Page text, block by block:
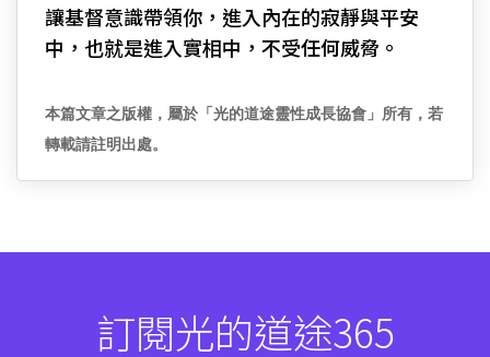
讓基督意識帶領你，進入內在的寂靜與平安
中，也就是進入實相中，不受任何威脅。
本篇文章之版權，屬於「光的道途靈性成長協會」所有，若
轉載請註明出處。
訂閱光的道途365